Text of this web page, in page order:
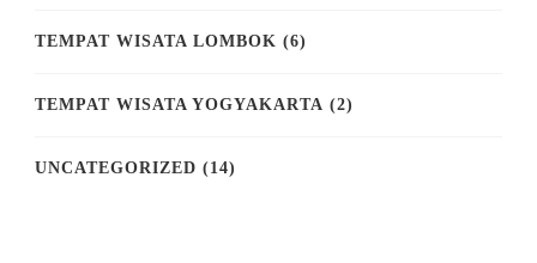
TEMPAT WISATA LOMBOK (6)
TEMPAT WISATA YOGYAKARTA (2)
UNCATEGORIZED (14)